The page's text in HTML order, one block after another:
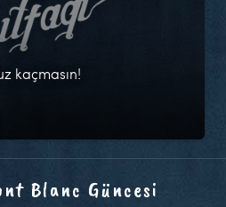
kaçmasın!
Blanc Güncesi